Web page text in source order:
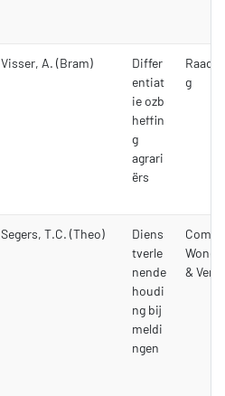
Visser, A. (Bram)
Differ
entiat
ie ozb
heffin
g
agrari
ërs
g
Segers, T.C. (Theo)
Diens
tverle
nende
houdi
ng bij
meldi
ngen
&